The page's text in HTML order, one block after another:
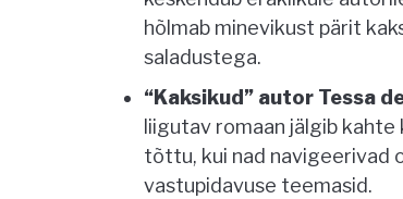
hõlmab minevikust pärit
saladustega.
“Kaksikud” autor Tessa
liigutav romaan jälgib
tõttu, kui nad navigeerivad
vastupidavuse teemasid.